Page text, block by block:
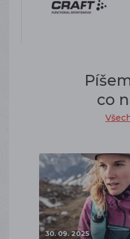
co
30. 09. 2025